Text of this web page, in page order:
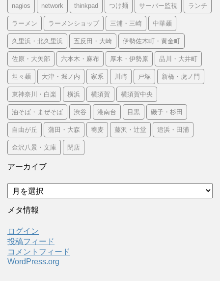
nagios network thinkpad つけ麺 サーバー監視 ランチ
ラーメン ラーメンショップ 三浦・三崎 中華麺
久里浜・北久里浜 五反田・大崎 伊勢佐木町・黄金町
佐原・大矢部 六本木・麻布 厚木・伊勢原 品川・大井町
坦々麺 大津・堀ノ内 家系 川崎 戸塚 新橋・虎ノ門
東神奈川・白楽 横浜 横須賀 横須賀中央
油そば・まぜそば 渋谷 港南台 目黒 磯子・杉田
自由が丘 蒲田・大森 蕎麦 藤沢・辻堂 追浜・田浦
金沢八景・文庫 閉店
アーカイブ
ア
ー
カ
ブ
メタ情報
ログイン
投稿フィード
コメントフィード
WordPress.org